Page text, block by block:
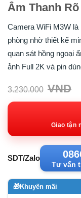
Âm Thanh
Camera WiFi M3W
phòng nhờ thiết kế
quan sát hồng ngoại
ảnh Full 2K và pin
3.230.000 VND
Giao tận
SDT/Zalo
Tư vấn
🎁Khuyến mãi